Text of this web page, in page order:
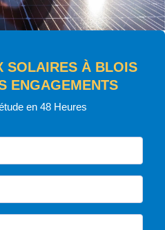
SOLAIRES À BLOIS
ENGAGEMENTS
en 48 Heures